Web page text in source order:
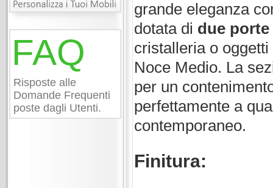
FAQ
Risposte alle
Domande Frequenti
poste dagli Utenti.
grande eleganza
dotata di due
cristalleria o
Noce Medio. La
per un
perfettamente a
contemporaneo.
Finitura: